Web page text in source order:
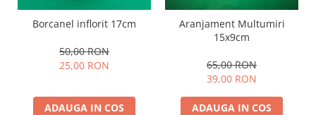
Borcanel inflorit 17cm
50,00 RON
25,00 RON
ADAUGA IN COS
Aranjament Multumiri
15x9cm
65,00 RON
39,00 RON
ADAUGA IN COS